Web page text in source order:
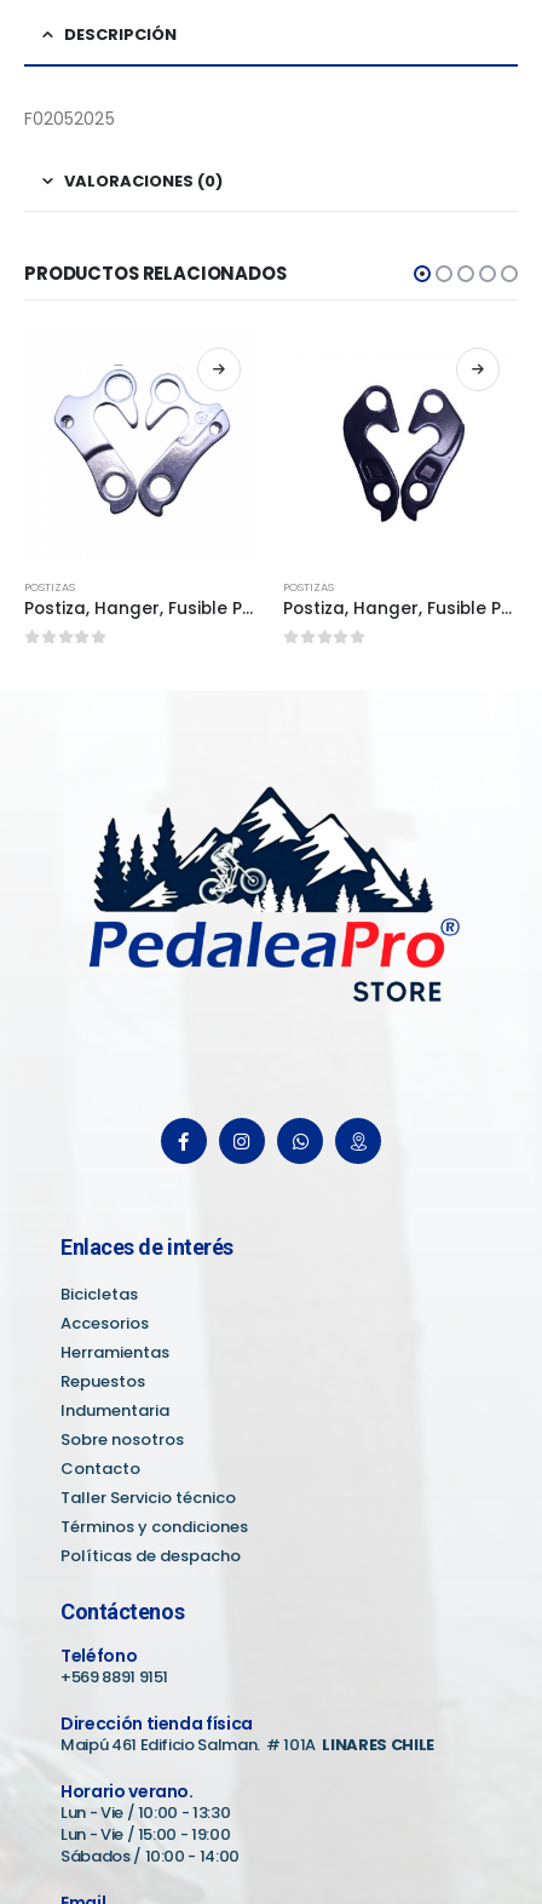
DESCRIPCIÓN
F02052025
VALORACIONES (0)
PRODUCTOS RELACIONADOS
POSTIZAS
Postiza, Hanger, Fusible POS0075
POSTIZAS
Postiza, Hanger, Fusible POS0052
Enlaces de interés
Bicicletas
Accesorios
Herramientas
Repuestos
Indumentaria
Sobre nosotros
Contacto
Taller Servicio técnico
Términos y condiciones
Políticas de despacho
Contáctenos
Teléfono
+569 8891 9151
Dirección tienda física
Maipú 461 Edificio Salman. # 101A LINARES CHILE
Horario verano.
Lun - Vie / 10:00 - 13:30
Lun - Vie / 15:00 - 19:00
Sábados / 10:00 - 14:00